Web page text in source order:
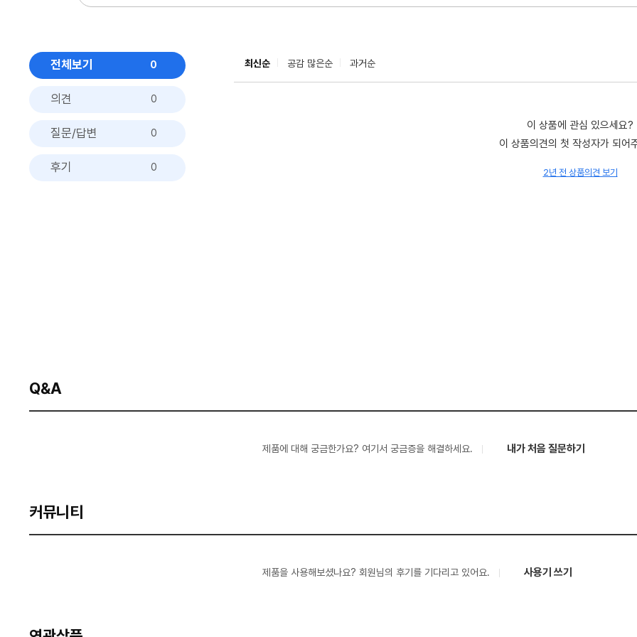
전체보기 0
의견 0
질문/답변 0
후기 0
최신순 공감 많은순 과거순
이 상품에 관심 있으세요?
이 상품의견의 첫 작성자가 되어
2년 전 상품의견 보기
Q&A
제품에 대해 궁금한가요? 여기서 궁금증을 해결하세요. 내가 처음 질문하기
커뮤니티
제품을 사용해보셨나요? 회원님의 후기를 기다리고 있어요. 사용기 쓰기